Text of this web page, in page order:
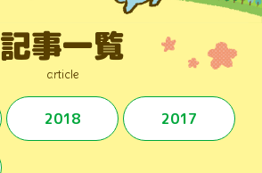
記事一覧
article
2018 2017